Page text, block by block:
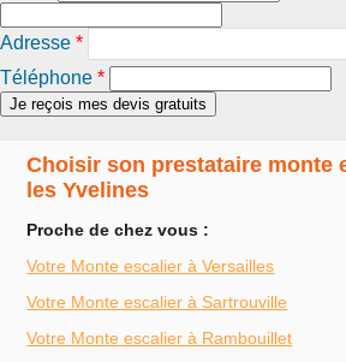
Adresse *
Téléphone *
Choisir son prestataire monte
les Yvelines
Proche de chez vous :
Votre Monte escalier à Versailles
Votre Monte escalier à Sartrouville
Votre Monte escalier à Rambouillet